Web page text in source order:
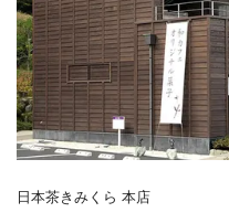
日本茶きみくら 本店